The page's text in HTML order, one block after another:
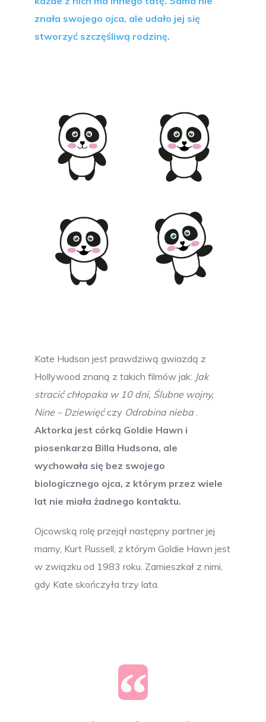
znała swojego ojca, ale udało jej się
stworzyć szczęśliwą rodzinę.
Kate Hudson jest prawdziwą gwiazdą z
Hollywood znaną z takich filmów jak: Jak
stracić chłopaka w 10 dni, Ślubne wojny,
Nine – Dziewięćczy Odrobina nieba.
Aktorka jest córką Goldie Hawn i
piosenkarza Billa Hudsona, ale
wychowała się bez swojego
biologicznego ojca, z którym przez wiele
lat nie miała żadnego kontaktu.
Ojcowską rolę przejął następny partner jej
mamy, Kurt Russell, z którym Goldie Hawn jest
w związku od 1983 roku. Zamieszkał z nimi,
gdy Kate skończyła trzy lata.